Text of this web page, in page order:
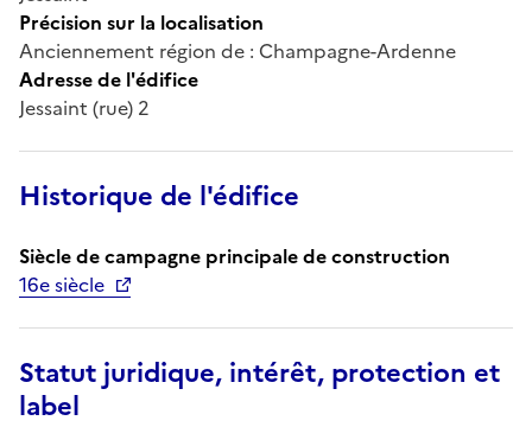
Précision sur la localisation
Anciennement région de : Champagne-Ardenne
Adresse de l'édifice
Jessaint (rue) 2
Historique de l'édifice
Siècle de campagne principale de construction
16e siècle
Statut juridique, intérêt, protection et
label